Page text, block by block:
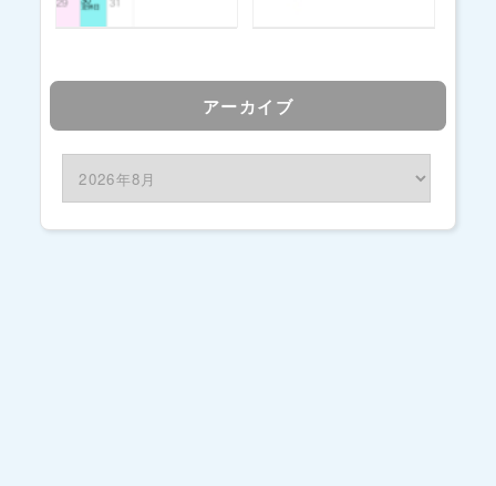
アーカイブ